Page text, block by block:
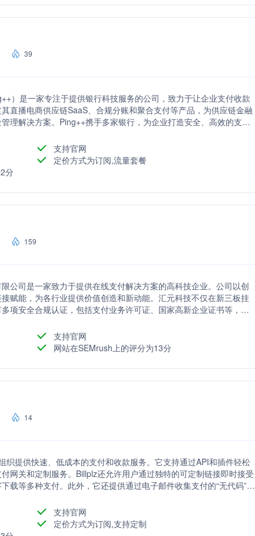
39
）是一家专注于提供银行科技服务的公司，致力于让企业支付收款
直播电商供应链SaaS、合规分账和聚合支付等产品，为供应链金融
理解决方案。Ping++携手多家银行，为企业打造安全、高效的支付
支持官网
定价方式为订阅,流量套餐
分
159
公司是一家致力于提供在线支付解决方案的高科技企业。公司以创
赋能，为各行业提供价值创造和新动能。汇元科技不仅在新三板挂
项安全合规认证，包括支付业务许可证、国家高新企业证书等，确
支持官网
网站在SEMrush上的评分为13分
14
织提供快速、低成本的支付和收款服务。它支持通过API和插件轻松
网关和定制服务。Billplz还允许用户通过独特的可定制链接即时接受
载等多种支付。此外，它还提供通过电子邮件收集支付的“无代码”账
支持官网
定价方式为订阅,支持定制